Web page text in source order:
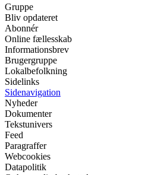
Gruppe
Bliv opdateret
Abonnér
Online fællesskab
Informationsbrev
Brugergruppe
Lokalbefolkning
Sidelinks
Sidenavigation
Nyheder
Dokumenter
Tekstunivers
Feed
Paragraffer
Webcookies
Datapolitik